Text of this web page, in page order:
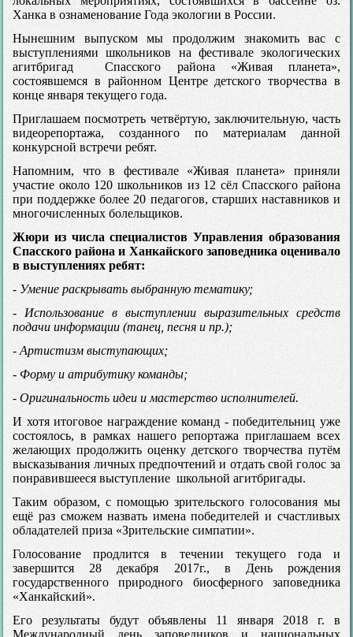
Ханка в ознаменование Года экологии в России.
Нынешним выпуском мы продолжим знакомить вас с
выступлениями школьников на фестивале экологических
агитбригад Спасского района «Живая планета»,
состоявшемся в районном Центре детского творчества в
конце января текущего года.
Приглашаем посмотреть четвёртую, заключительную, часть
видеорепортажа, созданного по материалам данной
конкурсной встречи ребят.
Напомним, что в фестивале «Живая планета» приняли
участие около 120 школьников из 12 сёл Спасского района
при поддержке более 20 педагогов, старших наставников и
многочисленных болельщиков.
Жюри из числа специалистов Управления образования
Спасского района и Ханкайского заповедника оценивало
в выступлениях ребят:
- Умение раскрывать выбранную тематику;
- Использование в выступлении выразительных средств
подачи информации (танец, песня и пр.);
- Артистизм выступающих;
- Форму и атрибутику команды;
- Оригинальность идеи и мастерство исполнителей.
И хотя итоговое награждение команд - победительниц уже
состоялось, в рамках нашего репортажа приглашаем всех
желающих продолжить оценку детского творчества путём
высказывания личных предпочтений и отдать свой голос за
понравившееся выступление школьной агитбригады.
Таким образом, с помощью зрительского голосования мы
ещё раз сможем назвать имена победителей и счастливых
обладателей приза «Зрительские симпатии».
Голосование продлится в течении текущего года и
завершится 28 декабря 2017г., в День рождения
государственного природного биосферного заповедника
«Ханкайский».
Его результаты будут объявлены 11 января 2018 г. в